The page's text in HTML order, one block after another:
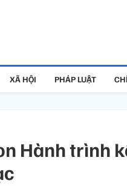
XÃ HỘI PHÁP LUẬT
Hành trình